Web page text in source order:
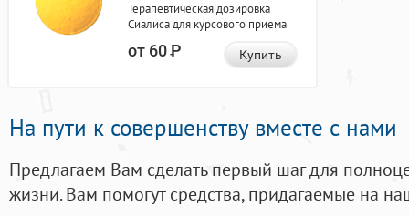
Терапевтическая дозировка
Сиалиса для курсового приема
от 60Р Купить
На пути к совершенству вместе с нами
Предлагаем Вам сделать первый шаг для
жизни. Вам помогут средства, придагаемые на